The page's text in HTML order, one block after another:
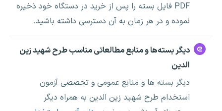
PDF فایل بسته را پس از خرید در دستگاه خود ذخیره
نموده و در هر زمان به آن دسترسی داشته باشید.
دیگر بسته‌ها و منابع مطالعاتی مناسب طرح شهید زین
الدین
دیگر بسته ها و منابع عمومی و تخصصی آزمون
استخدام طرح شهید زین الدین به همراه دیگر